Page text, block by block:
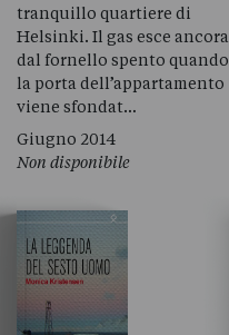
tranquillo quartiere di
Helsinki. Il gas esce ancora
dal fornello spento quando
la porta dell’appartamento
viene sfondat…
Giugno 2014
Non disponibile